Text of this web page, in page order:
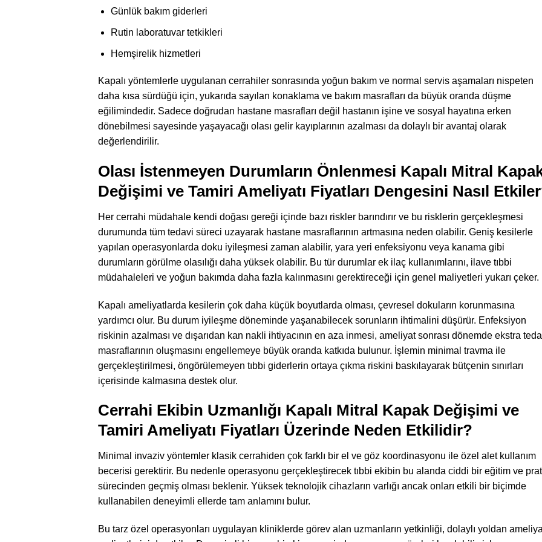
Günlük bakım giderleri
Rutin laboratuvar tetkikleri
Hemşirelik hizmetleri
Kapalı yöntemlerle uygulanan cerrahiler sonrasında yoğun bakım ve normal servis aşamaları nispeten
daha kısa sürdüğü için, yukarıda sayılan konaklama ve bakım masrafları da büyük oranda düşme
eğilimindedir. Sadece doğrudan hastane masrafları değil hastanın işine ve sosyal hayatına erken
dönebilmesi sayesinde yaşayacağı olası gelir kayıplarının azalması da dolaylı bir avantaj olarak
değerlendirilir.
Olası İstenmeyen Durumların Önlenmesi Kapalı Mitral
Değişimi ve Tamiri Ameliyatı Fiyatları Dengesini Nasıl
Her cerrahi müdahale kendi doğası gereği içinde bazı riskler barındırır ve bu risklerin gerçekleşmesi
durumunda tüm tedavi süreci uzayarak hastane masraflarının artmasına neden olabilir. Geniş kesilerle
yapılan operasyonlarda doku iyileşmesi zaman alabilir, yara yeri enfeksiyonu veya kanama gibi
durumların görülme olasılığı daha yüksek olabilir. Bu tür durumlar ek ilaç kullanımlarını, ilave tıbbi
müdahaleleri ve yoğun bakımda daha fazla kalınmasını gerektireceği için genel maliyetleri yukarı çeker.
Kapalı ameliyatlarda kesilerin çok daha küçük boyutlarda olması, çevresel dokuların korunmasına
yardımcı olur. Bu durum iyileşme döneminde yaşanabilecek sorunların ihtimalini düşürür. Enfeksiyon
riskinin azalması ve dışarıdan kan nakli ihtiyacının en aza inmesi, ameliyat sonrası dönemde ekstra
masraflarının oluşmasını engellemeye büyük oranda katkıda bulunur. İşlemin minimal travma ile
gerçekleştirilmesi, öngörülemeyen tıbbi giderlerin ortaya çıkma riskini baskılayarak bütçenin sınırları
içerisinde kalmasına destek olur.
Cerrahi Ekibin Uzmanlığı Kapalı Mitral Kapak Değişimi ve
Tamiri Ameliyatı Fiyatları Üzerinde Neden Etkilidir?
Minimal invaziv yöntemler klasik cerrahiden çok farklı bir el ve göz koordinasyonu ile özel alet kullanım
becerisi gerektirir. Bu nedenle operasyonu gerçekleştirecek tıbbi ekibin bu alanda ciddi bir eğitim ve
sürecinden geçmiş olması beklenir. Yüksek teknolojik cihazların varlığı ancak onları etkili bir biçimde
kullanabilen deneyimli ellerde tam anlamını bulur.
Bu tarz özel operasyonları uygulayan kliniklerde görev alan uzmanların yetkinliği, dolaylı yoldan